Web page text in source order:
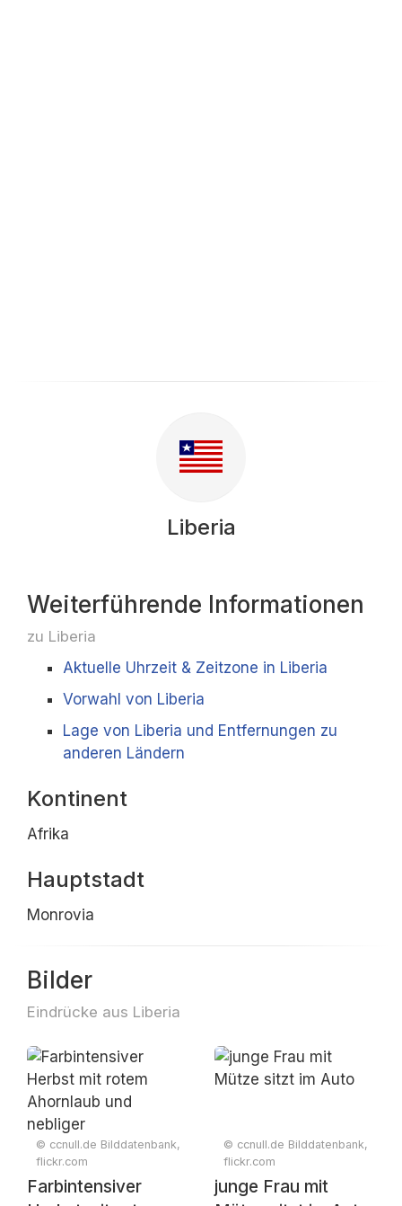
Liberia
Weiterführende Informationen
zu Liberia
Aktuelle Uhrzeit & Zeitzone in Liberia
Vorwahl von Liberia
Lage von Liberia und Entfernungen zu
anderen Ländern
Kontinent
Afrika
Hauptstadt
Monrovia
Bilder
Eindrücke aus Liberia
© ccnull.de Bilddatenbank,
flickr.com
Farbintensiver
© ccnull.de Bilddatenbank,
flickr.com
junge Frau mit